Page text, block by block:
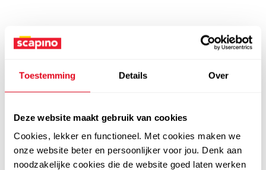
Toestemming Details Over
Deze website maakt gebruik van cookies
Cookies, lekker en functioneel. Met cookies maken we
onze website beter en persoonlijker voor jou. Denk aan
noodzakelijke cookies die de website goed laten werken